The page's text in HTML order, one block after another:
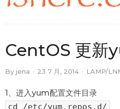
CentOS 更新
By jena · 23 7 月, 2014 · LAMP/
1、进入yum配置文件目录
cd /etc/yum.repos.d/